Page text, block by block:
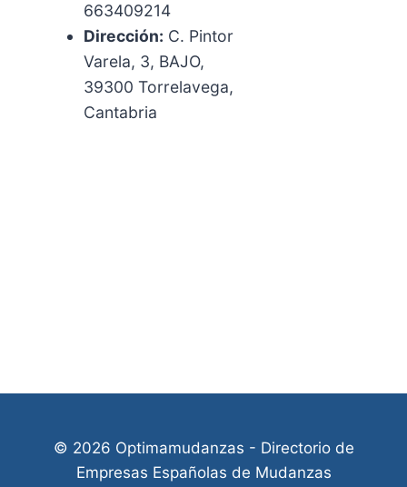
663409214
Dirección: C. Pintor
Varela, 3, BAJO,
39300 Torrelavega,
Cantabria
© 2026 Optimamudanzas - Directorio de
Empresas Españolas de Mudanzas